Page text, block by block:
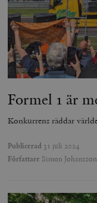
Formel 1 är
Konkurrens räddar
Publicerad 31 juli 2024
Författare Simon Johansson